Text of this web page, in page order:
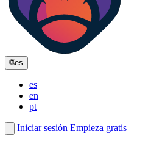
🌐es
es
en
pt
Iniciar sesión Empieza gratis